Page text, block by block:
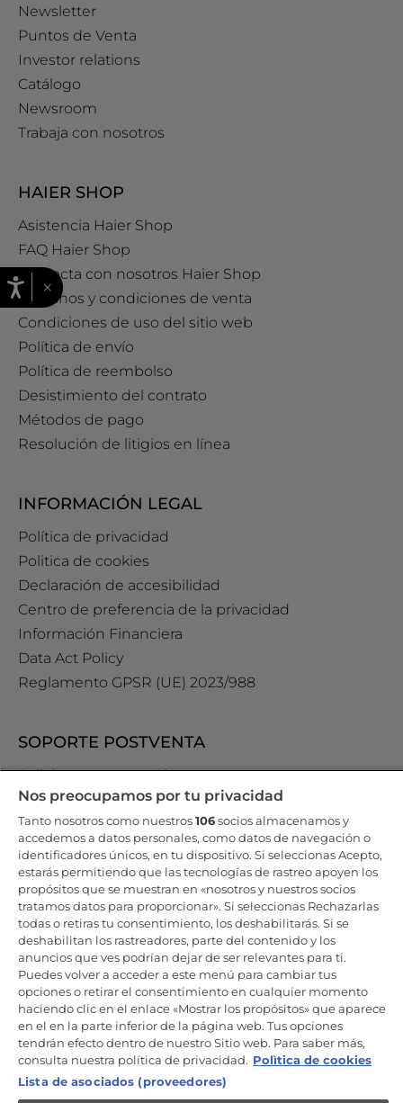
Newsletter
Puntos de Venta
Investor relations
Catálogo
Newsroom
Trabaja con nosotros
HAIER SHOP
Asistencia Haier Shop
FAQ Haier Shop
Contacta con nosotros Haier Shop
Términos y condiciones de venta
Condiciones de uso del sitio web
Política de envío
Política de reembolso
Desistimiento del contrato
Métodos de pago
Resolución de litigios en línea
INFORMACIÓN LEGAL
Política de privacidad
Politica de cookies
Declaración de accesibilidad
Centro de preferencia de la privacidad
Información Financiera
Data Act Policy
Reglamento GPSR (UE) 2023/988
SOPORTE POSTVENTA
Solicita una reparación
Manuales de usuario
Garantía legal
Extension de la garantia
Asistencia Técnica
Haier Premium Service
Accesorios y recambios originales
Productos de cuidado y mantenimiento
Mantente en contacto
Regístrate ahora
×
Nos preocupamos por tu privacidad
Tanto nosotros como nuestros106socios almacenamos y
accedemos a datos personales, como datos de navegación o
identificadores únicos, en tu dispositivo. Si seleccionas Acepto,
estarás permitiendo que las tecnologías de rastreo apoyen los
propósitos que se muestran en «nosotros y nuestros socios
tratamos datos para proporcionar». Si seleccionas Rechazarlas
todas o retiras tu consentimiento, los deshabilitarás. Si se
deshabilitan los rastreadores, parte del contenido y los
anuncios que ves podrían dejar de ser relevantes para ti.
Puedes volver a acceder a este menú para cambiar tus
opciones o retirar el consentimiento en cualquier momento
haciendo clic en el enlace «Mostrar los propósitos» que aparece
en el en la parte inferior de la página web. Tus opciones
tendrán efecto dentro de nuestro Sitio web. Para saber más,
consulta nuestra política de privacidad. Polìtica de cookies
Lista de asociados (proveedores)